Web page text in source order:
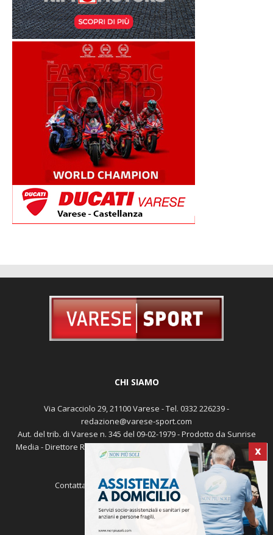
X
CHI SIAMO
Via Caracciolo 29, 21100 Varese - Tel. 0332 226239 -
redazione@varese-sport.com
Aut. del trib. di Varese n. 345 del 09-02-1979 - Prodotto da Sunrise
Media - Direttore Responsabile: Michele Marocco -Cookie policy
Pubblicità
Contattaci: redazione@varese-sport.com
SEGUICI